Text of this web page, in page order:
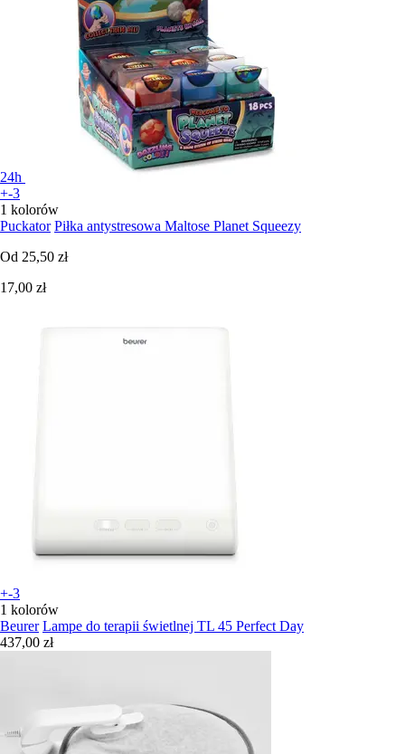
24h
+-3
1 kolorów
Puckator Piłka antystresowa Maltose Planet Squeezy
Od 25,50 zł
17,00 zł
+-3
1 kolorów
Beurer Lampe do terapii świetlnej TL 45 Perfect Day
437,00 zł